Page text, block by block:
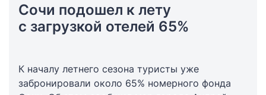
Сочи подошел к лету
с загрузкой отелей 65%
К началу летнего сезона туристы уже
забронировали около 65% номерного фонда